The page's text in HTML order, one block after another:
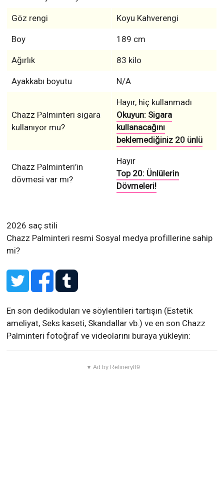
Göz rengi Koyu Kahverengi
Boy 189 cm
Ağırlık 83 kilo
Ayakkabı boyutu N/A
Chazz Palminteri sigara
kullanıyor mu?
Hayır, hiç kullanmadı
Okuyun: Sigara
kullanacağını
beklemediğiniz 20 ünlü
Chazz Palminteri’in
dövmesi var mı?
Hayır
Top 20: Ünlülerin
Dövmeleri!
2026 saç stili
Chazz Palminteri resmi Sosyal medya profillerine sahip
mi?
En son dedikoduları ve söylentileri tartışın (Estetik
ameliyat, Seks kaseti, Skandallar vb.) ve en son Chazz
Palminteri fotoğraf ve videolarını buraya yükleyin:
▼ Ad by Refinery89